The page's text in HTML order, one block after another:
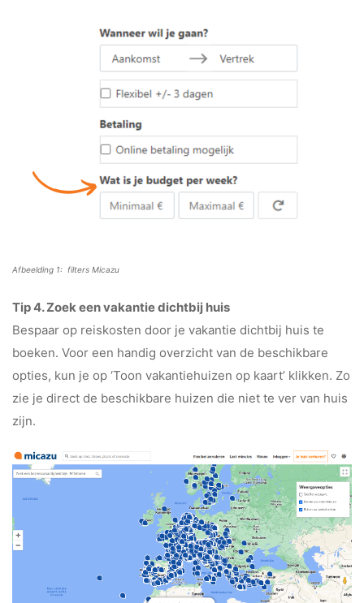
Afbeelding 1: filters Micazu
Tip 4. Zoek een vakantie dichtbij huis
Bespaar op reiskosten door je vakantie dichtbij huis te
boeken. Voor een handig overzicht van de beschikbare
opties, kun je op ‘Toon vakantiehuizen op kaart’ klikken. Zo
zie je direct de beschikbare huizen die niet te ver van huis
zijn.